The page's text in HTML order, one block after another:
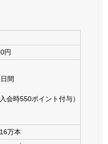
円
間
入会時550ポイント付与）
万本